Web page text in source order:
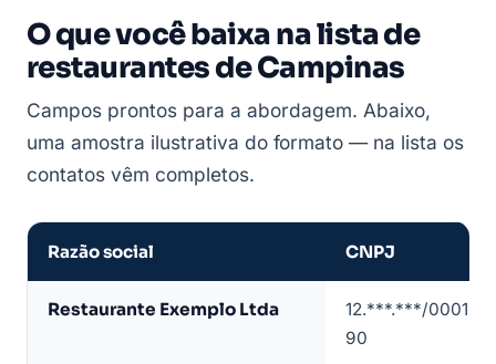
O que você baixa na lista de
restaurantes de Campinas
Campos prontos para a abordagem. Abaixo,
uma amostra ilustrativa do formato — na lista os
contatos vêm completos.
Razão social CNPJ
Restaurante Exemplo Ltda
12.***.***/0001-
90